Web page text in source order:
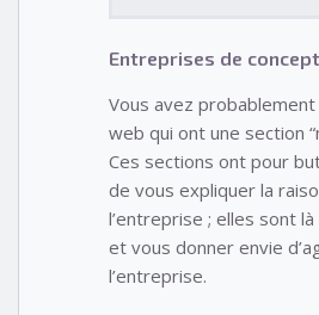
Entreprises de
Vous avez
web qui ont une section
Ces sections ont pour
de vous expliquer la
l’entreprise ; elles sont
et vous donner envie
l’entreprise.